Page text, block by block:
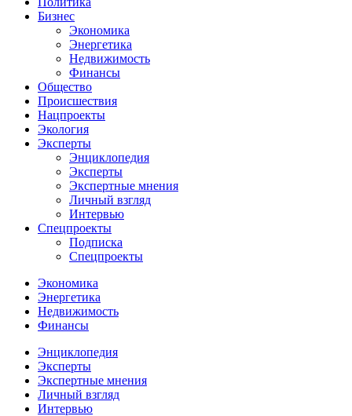
Бизнес
Экономика
Энергетика
Недвижимость
Финансы
Общество
Происшествия
Нацпроекты
Экология
Эксперты
Энциклопедия
Эксперты
Экспертные мнения
Личный взгляд
Интервью
Спецпроекты
Подписка
Спецпроекты
Экономика
Энергетика
Недвижимость
Финансы
Энциклопедия
Эксперты
Экспертные мнения
Личный взгляд
Интервью